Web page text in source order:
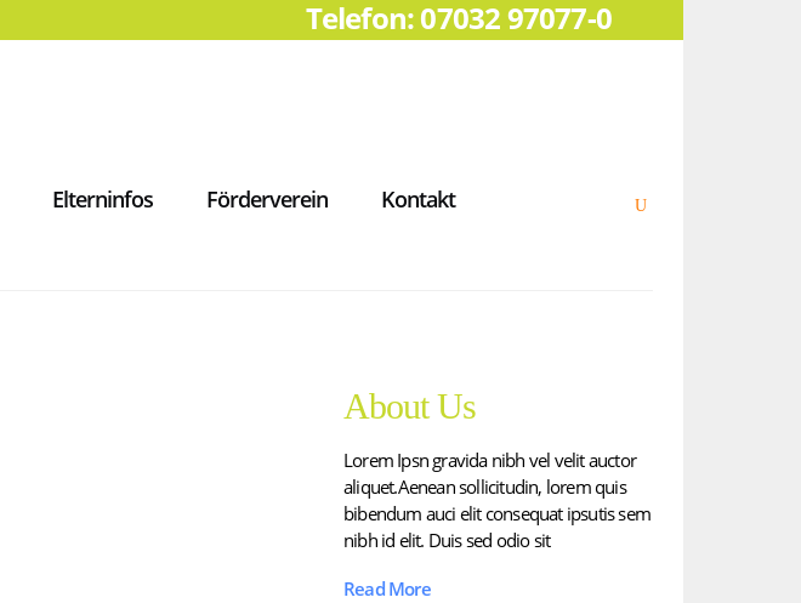
Telefon: 07032 97077-0
Elterninfos Förderverein Kontakt
About Us
Lorem Ipsn gravida nibh vel velit auctor
aliquet.Aenean sollicitudin, lorem quis
bibendum auci elit consequat ipsutis sem
nibh id elit. Duis sed odio sit
Read More